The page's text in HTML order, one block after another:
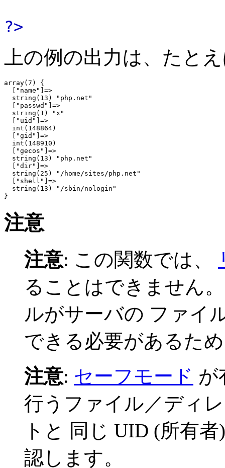
?>
上の例の出力は、たと
array(7) {
  ["name"]=>
  string(13) "php.net"
  ["passwd"]=>
  string(1) "x"
  ["uid"]=>
  int(148864)
  ["gid"]=>
  int(148910)
  ["gecos"]=>
  string(13) "php.net"
  ["dir"]=>
  string(25) "/home/sites/php.net"
  ["shell"]=>
  string(13) "/sbin/nologin"
注意
注意: この関数では、
ることはできません
ルがサーバの ファイ
できる必要があるた
注意: セーフモード が
行うファイル／ディ
トと 同じ UID (所有
認します。